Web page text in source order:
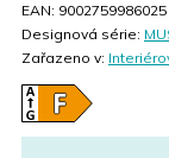
EAN: 9002759986025
Designová série:
Zařazeno v: